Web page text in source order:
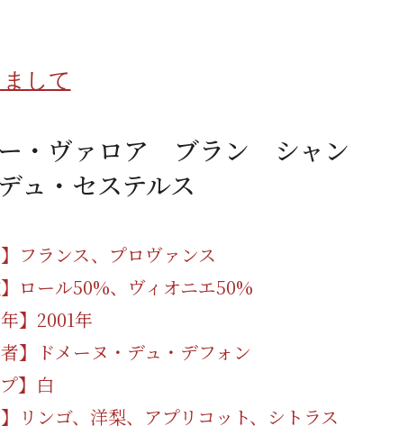
り寄せ 健康/美容
して
・ヴァロア ブラン シャン
ュ・セステルス
】フランス、プロヴァンス
】ロール50%、ヴィオニエ50%
年】2001年
者】ドメーヌ・デュ・デフォン
】白
】リンゴ、洋梨、アプリコット、シトラス